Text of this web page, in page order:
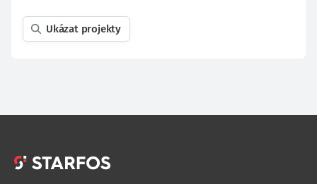
Ukázat projekty